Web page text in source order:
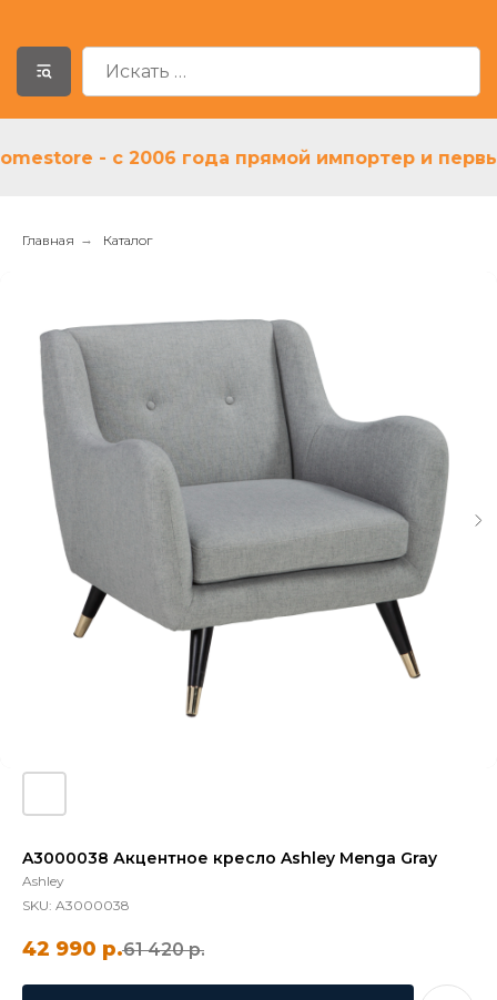
- с 2006 года прямой импортер и первый
Главная → Каталог
A3000038 Акцентное кресло Ashley Menga Gray
Ashley
SKU: A3000038
42 990 р.61 420 р.